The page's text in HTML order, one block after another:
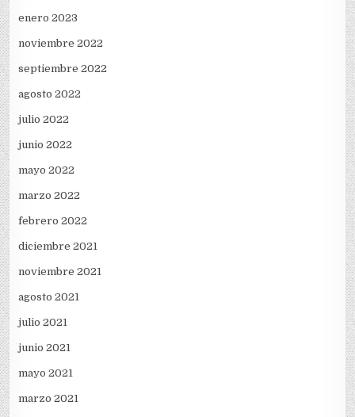
enero 2023
noviembre 2022
septiembre 2022
agosto 2022
julio 2022
junio 2022
mayo 2022
marzo 2022
febrero 2022
diciembre 2021
noviembre 2021
agosto 2021
julio 2021
junio 2021
mayo 2021
marzo 2021